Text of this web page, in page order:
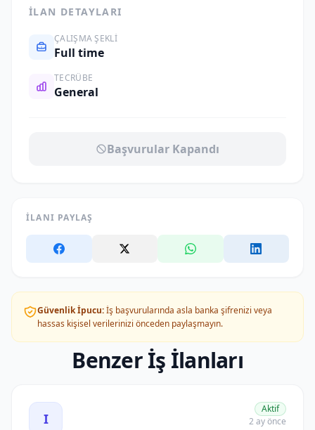
İLAN DETAYLARI
ÇALIŞMA ŞEKLI
Full time
TECRÜBE
General
Başvurular Kapandı
İLANI PAYLAŞ
Güvenlik İpucu:İş başvurularında asla banka şifrenizi veya
hassas kişisel verilerinizi önceden paylaşmayın.
Benzer İş İlanları
I
Aktif
2 ay önce